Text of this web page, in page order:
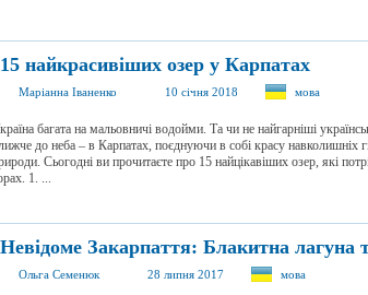
15 найкрасивіших озер у Карпатах
Маріанна Іваненко 10 січня 2018 мова
багата на мальовничі водойми. Та чи не найгарніші
до неба – в Карпатах, поєднуючи в собі красу навколишніх
Сьогодні ви прочитаєте про 15 найцікавіших озер, які
1. ...
Невідоме Закарпаття: Блакитна лагуна
Ольга Семенюк 28 липня 2017 мова